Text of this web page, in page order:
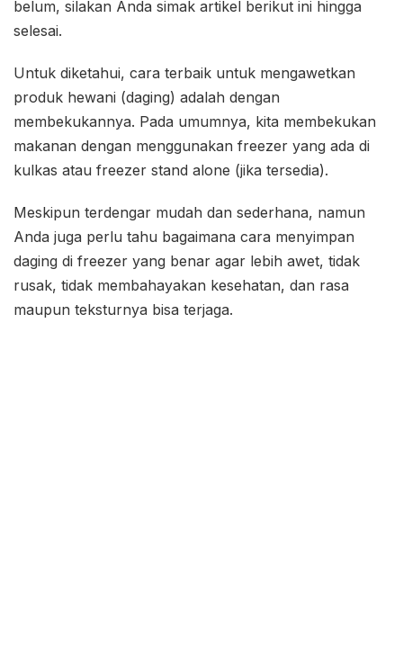
belum, silakan Anda simak artikel berikut ini hingga
selesai.
Untuk diketahui, cara terbaik untuk mengawetkan
produk hewani (daging) adalah dengan
membekukannya. Pada umumnya, kita membekukan
makanan dengan menggunakan freezer yang ada di
kulkas atau freezer stand alone (jika tersedia).
Meskipun terdengar mudah dan sederhana, namun
Anda juga perlu tahu bagaimana cara menyimpan
daging di freezer yang benar agar lebih awet, tidak
rusak, tidak membahayakan kesehatan, dan rasa
maupun teksturnya bisa terjaga.